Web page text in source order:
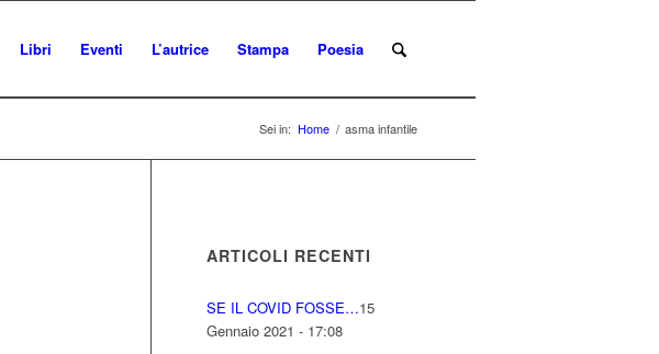
Libri Eventi L’autrice Stampa Poesia
Sei in: Home / asma infantile
ARTICOLI RECENTI
SE IL COVID FOSSE…15
Gennaio 2021 - 17:08